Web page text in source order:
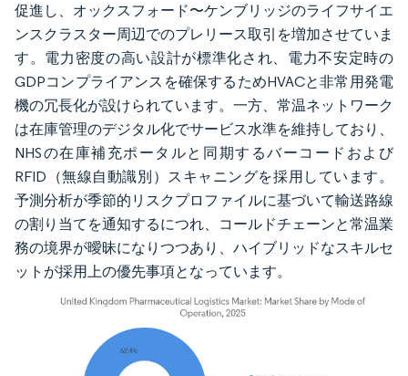
促進し、オックスフォード〜ケンブリッジのライフサイエ
ンスクラスター周辺でのプレリース取引を増加させていま
す。電力密度の高い設計が標準化され、電力不安定時の
GDPコンプライアンスを確保するためHVACと非常用発電
機の冗長化が設けられています。一方、常温ネットワーク
は在庫管理のデジタル化でサービス水準を維持しており、
NHSの在庫補充ポータルと同期するバーコードおよび
RFID（無線自動識別）スキャニングを採用しています。
予測分析が季節的リスクプロファイルに基づいて輸送路線
の割り当てを通知するにつれ、コールドチェーンと常温業
務の境界が曖昧になりつつあり、ハイブリッドなスキルセ
ットが採用上の優先事項となっています。